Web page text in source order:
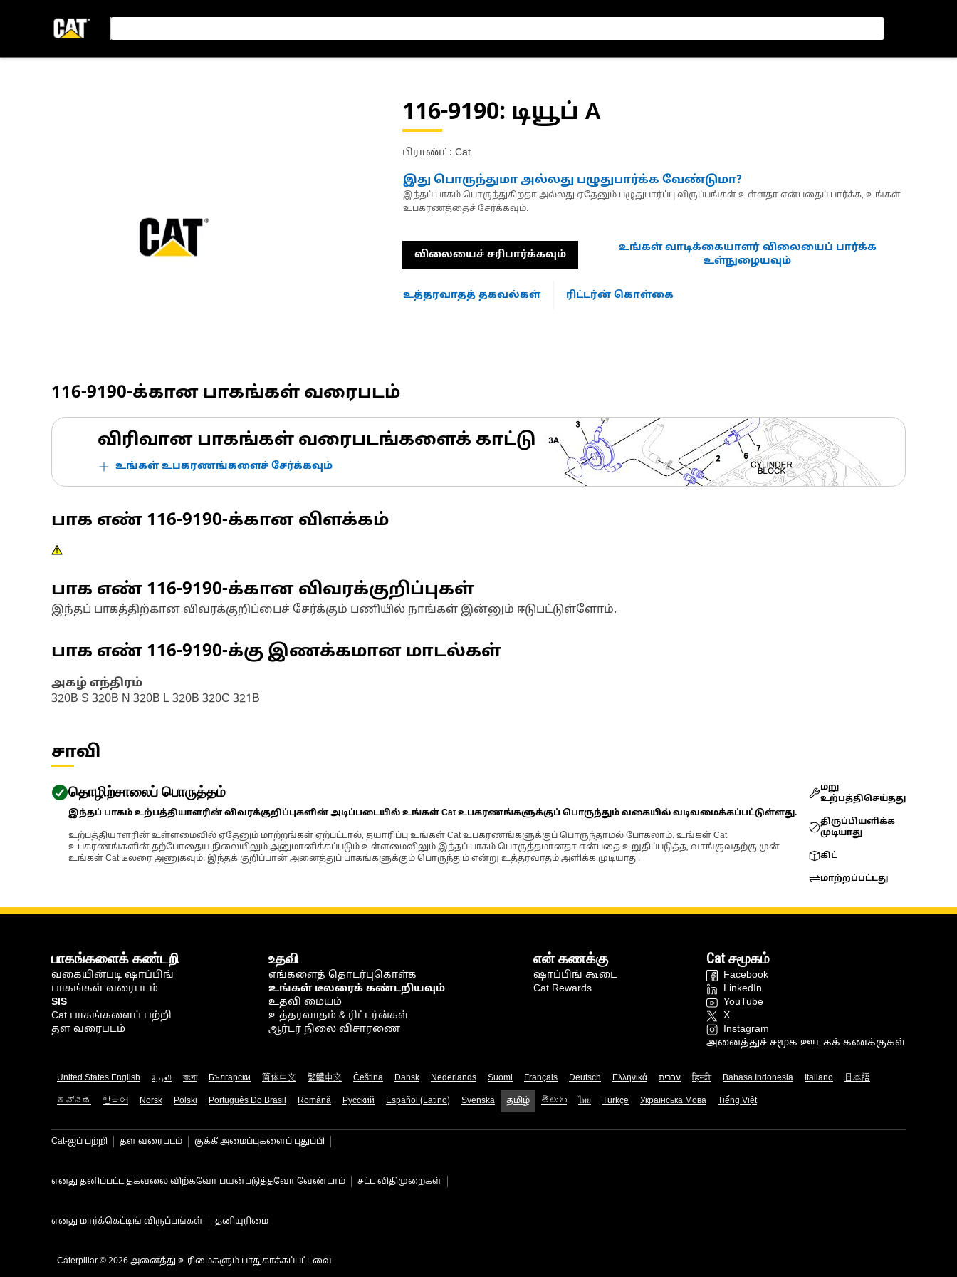
116-9190: டியூப் A
பிராண்ட்: Cat
இது பொருந்துமா அல்லது பழுதுபார்க்க வேண்டுமா?
இந்தப் பாகம் பொருந்துகிறதா அல்லது ஏதேனும் பழுதுபார்ப்பு விருப்பங்கள் உள்ளதா என்பதைப் பார்க்க, உங்கள்
உபகரணத்தைச் சேர்க்கவும்.
விலையைச் சரிபார்க்கவும்
உங்கள் வாடிக்கையாளர் விலையைப் பார்க்க
உள்நுழையவும்
உத்தரவாதத் தகவல்கள் ரிட்டர்ன் கொள்கை
116-9190-க்கான பாகங்கள் வரைபடம்
விரிவான பாகங்கள் வரைபடங்களைக் காட்டு
உங்கள் உபகரணங்களைச் சேர்க்கவும்
பாக எண் 116-9190-க்கான விளக்கம்
பாக எண் 116-9190-க்கான விவரக்குறிப்புகள்
இந்தப் பாகத்திற்கான விவரக்குறிப்பைச் சேர்க்கும் பணியில் நாங்கள் இன்னும் ஈடுபட்டுள்ளோம்.
பாக எண் 116-9190-க்கு இணக்கமான மாடல்கள்
அகழ் எந்திரம்
320B S 320B N 320B L 320B 320C 321B
சாவி
தொழிற்சாலைப் பொருத்தம்
இந்தப் பாகம் உற்பத்தியாளரின் விவரக்குறிப்புகளின் அடிப்படையில் உங்கள் Cat உபகரணங்களுக்குப் பொருந்தும் வகையில் வடிவமைக்கப்பட்டுள்ளது.
உற்பத்தியாளரின் உள்ளமைவில் ஏதேனும் மாற்றங்கள் ஏற்பட்டால், தயாரிப்பு உங்கள் Cat உபகரணங்களுக்குப் பொருந்தாமல் போகலாம். உங்கள் Cat
உபகரணங்களின் தற்போதைய நிலையிலும் அனுமானிக்கப்படும் உள்ளமைவிலும் இந்தப் பாகம் பொருத்தமானதா என்பதை உறுதிப்படுத்த, வாங்குவதற்கு முன்
உங்கள் Cat டீலரை அணுகவும். இந்தக் குறிப்பான் அனைத்துப் பாகங்களுக்கும் பொருந்தும் என்று உத்தரவாதம் அளிக்க முடியாது.
மறு
உற்பத்திசெய்தது
திருப்பியளிக்க
முடியாது
கிட்
மாற்றப்பட்டது
பாகங்களைக் கண்டறி
வகையின்படி ஷாப்பிங்
பாகங்கள் வரைபடம்
SIS
Cat பாகங்களைப் பற்றி
தள வரைபடம்
உதவி
எங்களைத் தொடர்புகொள்க
உங்கள் டீலரைக் கண்டறியவும்
உதவி மையம்
உத்தரவாதம் & ரிட்டர்ன்கள்
ஆர்டர் நிலை விசாரணை
என் கணக்கு
ஷாப்பிங் கூடை
Cat Rewards
Cat சமூகம்
Facebook
LinkedIn
YouTube
X
Instagram
அனைத்துச் சமூக ஊடகக் கணக்குகள்
United States English العربية বাংলা Български 简体中文 繁體中文 Čeština Dansk Nederlands Suomi Français Deutsch Ελληνικά עברית हिन्दी Bahasa Indonesia Italiano 日本語
ಕನ್ನಡ 한국어 Norsk Polski Português Do Brasil Română Русский Español (Latino) Svenska தமிழ் తెలుగు ไทย Türkçe Українська Мова Tiếng Việt
Cat-ஐப் பற்றி தள வரைபடம் குக்கீ அமைப்புகளைப் புதுப்பி
எனது தனிப்பட்ட தகவலை விற்கவோ பயன்படுத்தவோ வேண்டாம் சட்ட விதிமுறைகள்
எனது மார்க்கெட்டிங் விருப்பங்கள் தனியுரிமை
Caterpillar © 2026 அனைத்து உரிமைகளும் பாதுகாக்கப்பட்டவை